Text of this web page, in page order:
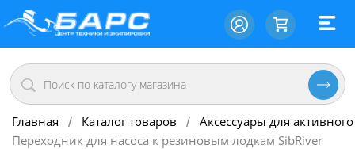
Главная / Каталог товаров / Аксессуары для
Переходник для насоса к резиновым лодкам SibRiver